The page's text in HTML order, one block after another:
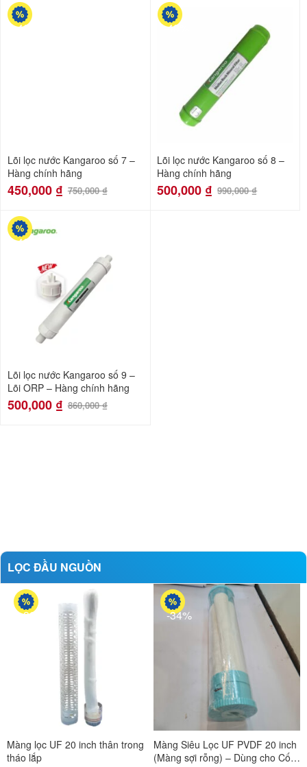
-40%
Lõi lọc nước Kangaroo số 7 –
Hàng chính hãng
450,000 ₫ 750,000₫
-49%
Lõi lọc nước Kangaroo số 8 –
Hàng chính hãng
500,000 ₫ 990,000₫
-42%
Lõi lọc nước Kangaroo số 9 –
Lõi ORP – Hàng chính hãng
500,000 ₫ 860,000₫
LỌC ĐẦU NGUỒN
-38%
Màng lọc UF 20 inch thân trong
tháo lắp
-34%
Màng Siêu Lọc UF PVDF 20 inch
(Màng sợi rỗng) – Dùng cho Cốc